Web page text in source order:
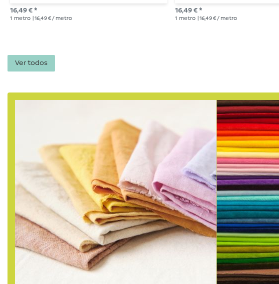
16,49 € *
1 metro | 16,49 € / metro
16,49 € *
1 metro | 16,49 € / metro
Ver todos